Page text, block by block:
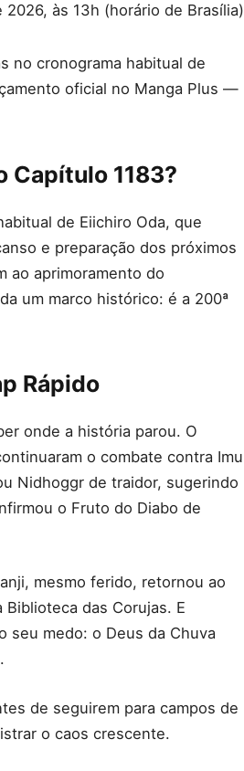
às 13h (horário de Brasília)
no cronograma habitual de
oficial no Manga Plus —
Capítulo 1183?
de Eiichiro Oda, que
e preparação dos próximos
ao aprimoramento do
um marco histórico: é a 200ª
Rápido
onde a história parou. O
o combate contra Imu
Nidhoggr de traidor, sugerindo
o Fruto do Diabo de
mesmo ferido, retornou ao
das Corujas. E
seu medo: o Deus da Chuva
de seguirem para campos de
o caos crescente.